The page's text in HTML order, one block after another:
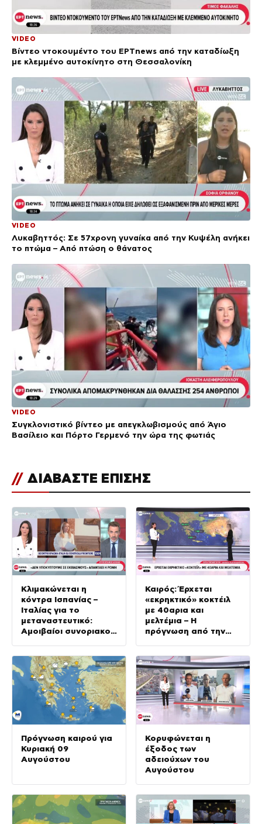
VIDEO
Βίντεο ντοκουμέντο του ΕΡΤnews από την καταδίωξη
με κλεμμένο αυτοκίνητο στη Θεσσαλονίκη
VIDEO
Λυκαβηττός: Σε 57χρονη γυναίκα από την Κυψέλη ανήκει
το πτώμα – Από πτώση ο θάνατος
VIDEO
Συγκλονιστικό βίντεο με απεγκλωβισμούς από Άγιο
Βασίλειο και Πόρτο Γερμενό την ώρα της φωτιάς
// ΔΙΑΒΑΣΤΕ ΕΠΙΣΗΣ
Κλιμακώνεται η
κόντρα Ισπανίας –
Ιταλίας για το
μεταναστευτικό:
Αμοιβαίοι συνοριακοί
Καιρός: Έρχεται
«εκρηκτικό» κοκτέιλ
με 40αρια και
μελτέμια – Η
πρόγνωση από την
Πρόγνωση καιρού για
Κυριακή 09
Αυγούστου
Κορυφώνεται η
έξοδος των
αδειούχων του
Αυγούστου